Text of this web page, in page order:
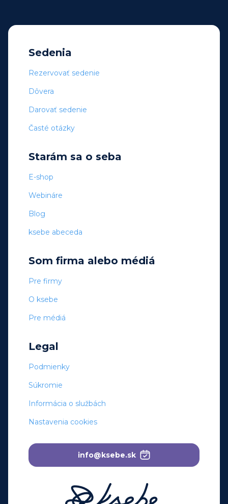
Sedenia
Rezervovať sedenie
Dôvera
Darovať sedenie
Časté otázky
Starám sa o seba
E-shop
Webináre
Blog
ksebe abeceda
Som firma alebo médiá
Pre firmy
O ksebe
Pre médiá
Legal
Podmienky
Súkromie
Informácia o službách
Nastavenia cookies
info@ksebe.sk